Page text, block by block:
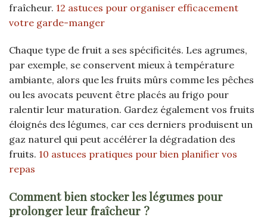
fraîcheur. 12 astuces pour organiser efficacement
votre garde-manger
Chaque type de fruit a ses spécificités. Les agrumes,
par exemple, se conservent mieux à température
ambiante, alors que les fruits mûrs comme les pêches
ou les avocats peuvent être placés au frigo pour
ralentir leur maturation. Gardez également vos fruits
éloignés des légumes, car ces derniers produisent un
gaz naturel qui peut accélérer la dégradation des
fruits. 10 astuces pratiques pour bien planifier vos
repas
Comment bien stocker les légumes pour
prolonger leur fraîcheur ?